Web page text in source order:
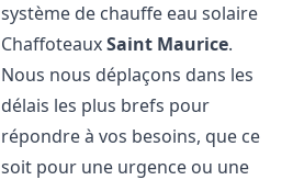
système de chauffe eau solaire
ChaffoteauxSaint Maurice.
Nous nous déplaçons dans les
délais les plus brefs pour
répondre à vos besoins, que ce
soit pour une urgence ou une